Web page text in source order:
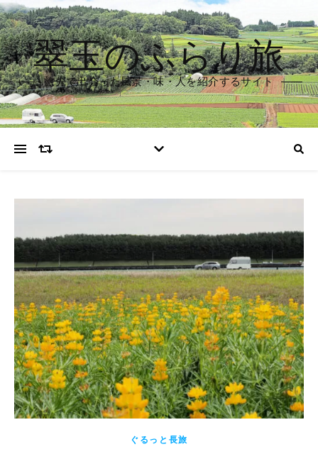
翠玉のふらり旅
旅先で出会った風景・味・人を紹介するサイト
ぐるっと長旅